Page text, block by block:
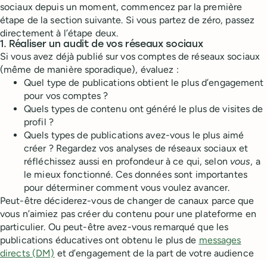
sociaux depuis un moment, commencez par la première
étape de la section suivante. Si vous partez de zéro, passez
directement à l’étape deux.
1. Réaliser un audit de vos réseaux sociaux
Si vous avez déjà publié sur vos comptes de réseaux sociaux
(même de manière sporadique), évaluez :
Quel type de publications obtient le plus d’engagement
pour vos comptes ?
Quels types de contenu ont généré le plus de visites de
profil ?
Quels types de publications avez-vous le plus aimé
créer ? Regardez vos analyses de réseaux sociaux et
réfléchissez aussi en profondeur à ce qui, selon vous, a
le mieux fonctionné. Ces données sont importantes
pour déterminer comment vous voulez avancer.
Peut-être déciderez-vous de changer de canaux parce que
vous n’aimiez pas créer du contenu pour une plateforme en
particulier. Ou peut-être avez-vous remarqué que les
publications éducatives ont obtenu le plus de messages
directs (DM) et d’engagement de la part de votre audience